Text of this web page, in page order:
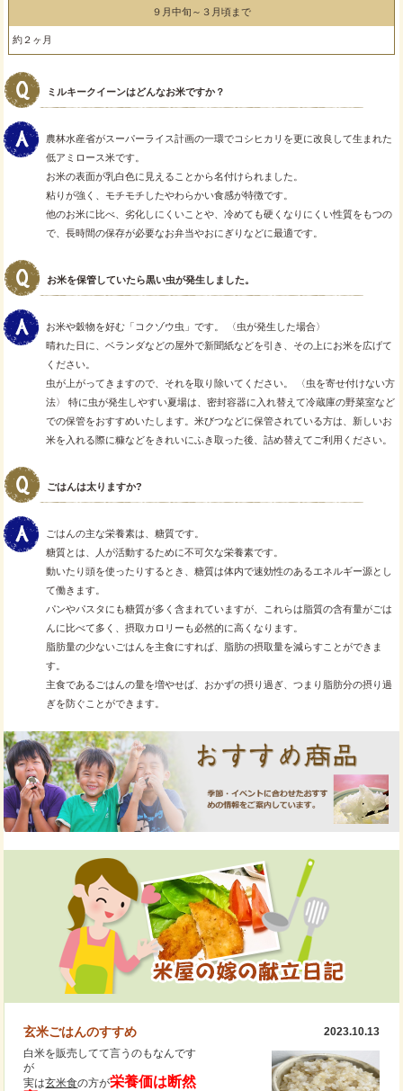
９月中旬～３月頃まで
約２ヶ月
ミルキークイーンはどんなお米ですか？
農林水産省がスーパーライス計画の一環でコシヒカリを更に改良して生まれた
低アミロース米です。
お米の表面が乳白色に見えることから名付けられました。
粘りが強く、モチモチしたやわらかい食感が特徴です。
他のお米に比べ、劣化しにくいことや、冷めても硬くなりにくい性質をもつの
で、長時間の保存が必要なお弁当やおにぎりなどに最適です。
お米を保管していたら黒い虫が発生しました。
お米や穀物を好む「コクゾウ虫」です。 〈虫が発生した場合〉
晴れた日に、ベランダなどの屋外で新聞紙などを引き、その上にお米を広げて
ください。
虫が上がってきますので、それを取り除いてください。 〈虫を寄せ付けない方
法〉 特に虫が発生しやすい夏場は、密封容器に入れ替えて冷蔵庫の野菜室など
での保管をおすすめいたします。米びつなどに保管されている方は、新しいお
米を入れる際に糠などをきれいにふき取った後、詰め替えてご利用ください。
ごはんは太りますか?
ごはんの主な栄養素は、糖質です。
糖質とは、人が活動するために不可欠な栄養素です。
動いたり頭を使ったりするとき、糖質は体内で速効性のあるエネルギー源とし
て働きます。
パンやパスタにも糖質が多く含まれていますが、これらは脂質の含有量がごは
んに比べて多く、摂取カロリーも必然的に高くなります。
脂肪量の少ないごはんを主食にすれば、脂肪の摂取量を減らすことができま
す。
主食であるごはんの量を増やせば、おかずの摂り過ぎ、つまり脂肪分の摂り過
ぎを防ぐことができます。
玄米ごはんのすすめ
白米を販売してて言うのもなんです
が
実は玄米食の方が栄養価は断然
2023.10.13